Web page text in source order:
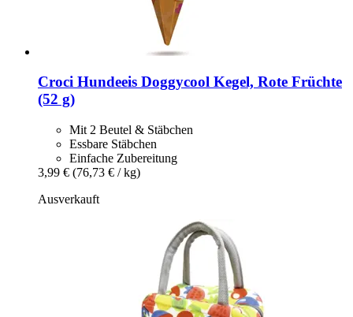
Croci Hundeeis Doggycool Kegel, Rote Früchte
(52 g)
Mit 2 Beutel & Stäbchen
Essbare Stäbchen
Einfache Zubereitung
3,99 € (76,73 € / kg)
Ausverkauft